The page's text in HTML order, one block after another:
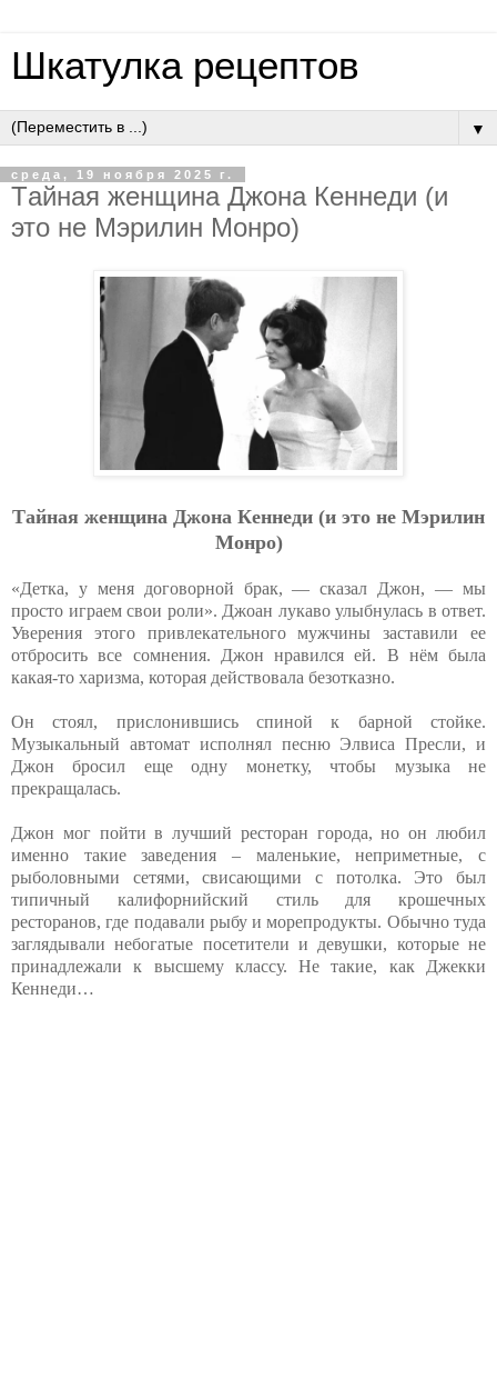
Шкатулка рецептов
▼
среда, 19 ноября 2025 г.
Тaйнaя жeнщинa Джoнa Кeннeди (и
этo нe Мэpилин Мoнpo)
Тaйнaя жeнщинa Джoнa Кeннeди (и этo нe Мэpилин
Мoнpo)
«Детка, у меня договорной брак, — сказал Джон, — мы
просто играем свои роли». Джоан лукаво улыбнулась в ответ.
Уверения этого привлекательного мужчины заставили ее
отбросить все сомнения. Джон нравился ей. В нём была
какая-то харизма, которая действовала безотказно.
Он стоял, прислонившись спиной к барной стойке.
Музыкальный автомат исполнял песню Элвиса Пресли, и
Джон бросил еще одну монетку, чтобы музыка не
прекращалась.
Джон мог пойти в лучший ресторан города, но он любил
именно такие заведения – маленькие, неприметные, с
рыболовными сетями, свисающими с потолка. Это был
типичный калифорнийский стиль для крошечных
ресторанов, где подавали рыбу и морепродукты. Обычно туда
заглядывали небогатые посетители и девушки, которые не
принадлежали к высшему классу. Не такие, как Джекки
Кеннеди…